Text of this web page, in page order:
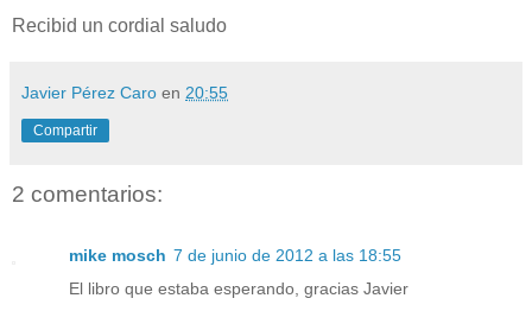
Recibid un cordial saludo
Javier Pérez Caro en 20:55
Compartir
2 comentarios:
mike mosch 7 de junio de 2012 a las 18:55
El libro que estaba esperando, gracias Javier